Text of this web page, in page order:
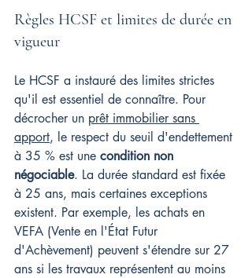
Règles HCSF et limites de durée en
vigueur
Le HCSF a instauré des limites strictes
qu'il est essentiel de connaître. Pour
décrocher un prêt immobilier sans
apport, le respect du seuil d'endettement
à 35 % est une condition non
négociable. La durée standard est fixée
à 25 ans, mais certaines exceptions
existent. Par exemple, les achats en
VEFA (Vente en l'État Futur
d'Achèvement) peuvent s'étendre sur 27
ans si les travaux représentent au moins